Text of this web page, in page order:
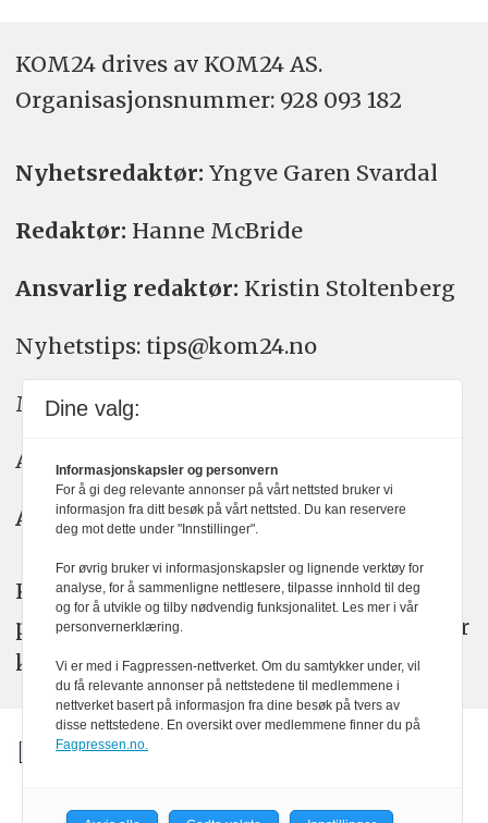
KOM24 drives av KOM24 AS.
Organisasjons­nummer: 928 093 182
Nyhetsredaktør: Yngve Garen Svardal
Redaktør: Hanne McBride
Ansvarlig redaktør: Kristin Stoltenberg
Nyhetstips: tips@kom24.no
Meninger: meninger@kom24.no
Annonse: annonse@watchmedia.no
Abonnement:kom24@watchmedia.no
KOM24 arbeider etter Vær Varsom-
plakatens regler for god presseskikk. Her
kan du lese mer omPFUsarbeid.
Dine valg:
Informasjonskapsler og personvern
For å gi deg relevante annonser på vårt nettsted bruker vi
informasjon fra ditt besøk på vårt nettsted. Du kan reservere
deg mot dette under "Innstillinger".
For øvrig bruker vi informasjonskapsler og lignende verktøy for
analyse, for å sammenligne nettlesere, tilpasse innhold til deg
og for å utvikle og tilby nødvendig funksjonalitet. Les mer i vår
personvernerklæring.
Vi er med i Fagpressen-nettverket. Om du samtykker under, vil
du få relevante annonser på nettstedene til medlemmene i
nettverket basert på informasjon fra dine besøk på tvers av
disse nettstedene. En oversikt over medlemmene finner du på
Fagpressen.no.